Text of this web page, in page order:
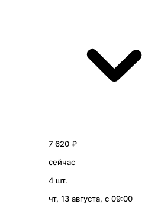
7 620 ₽
сейчас
4 шт.
чт, 13 августа, с 09:00